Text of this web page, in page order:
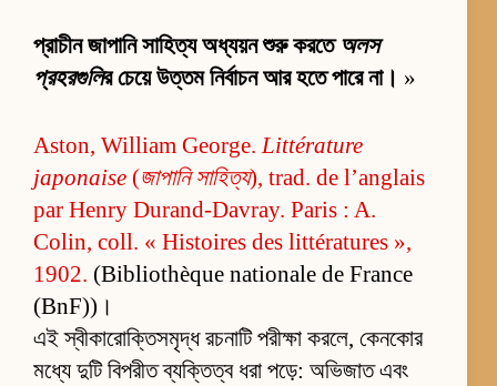
প্রাচীন জাপানি সাহিত্য অধ্যয়ন শুরু করতেঅলস
প্রহরগুলির চেয়ে উত্তম নির্বাচন আর হতে পারে না। »
Aston, William George.Littérature
japonaise (জাপানি সাহিত্য), trad. de l’anglais
par Henry Durand-Davray. Paris : A.
Colin, coll. « Histoires des littératures »,
1902. (Bibliothèque nationale de France
(BnF))।
এই স্বীকারোক্তিসমৃদ্ধ রচনাটি পরীক্ষা করলে, কেনকোর
মধ্যে দুটি বিপরীত ব্যক্তিত্ব ধরা পড়ে: অভিজাত এবং